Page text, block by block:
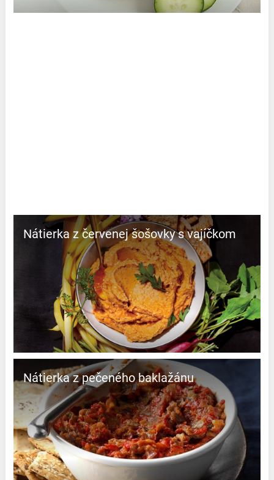
Nátierka z červenej šošovky s vajíčkom
Nátierka z pečeného baklažánu